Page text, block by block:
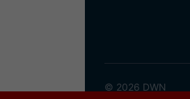
© 2026 DWN